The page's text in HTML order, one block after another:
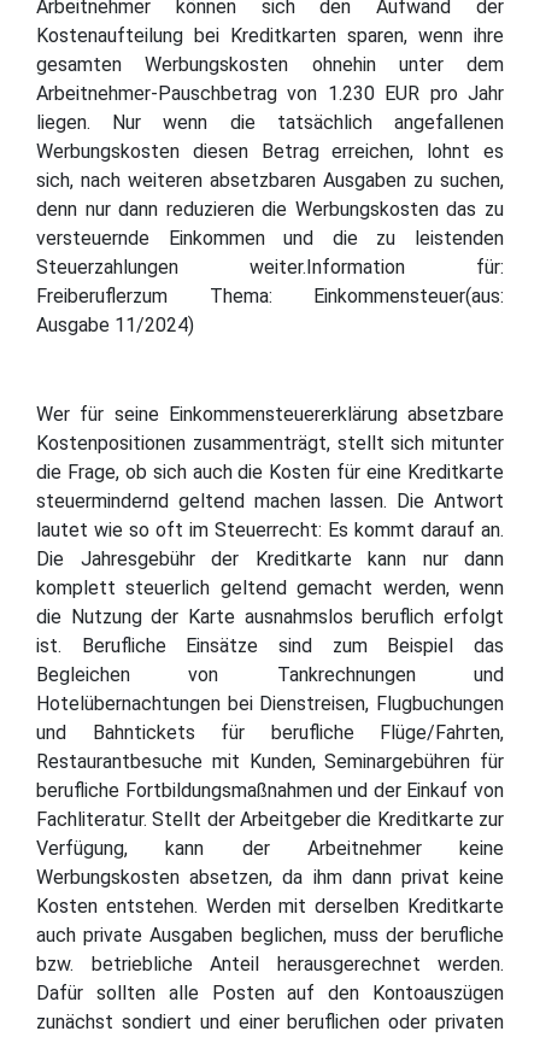
Arbeitnehmer können sich den Aufwand der
Kostenaufteilung bei Kreditkarten sparen, wenn ihre
gesamten Werbungskosten ohnehin unter dem
Arbeitnehmer-Pauschbetrag von 1.230 EUR pro Jahr
liegen. Nur wenn die tatsächlich angefallenen
Werbungskosten diesen Betrag erreichen, lohnt es
sich, nach weiteren absetzbaren Ausgaben zu suchen,
denn nur dann reduzieren die Werbungskosten das zu
versteuernde Einkommen und die zu leistenden
Steuerzahlungen weiter.Information für:
Freiberuflerzum Thema: Einkommensteuer(aus:
Ausgabe 11/2024)
Wer für seine Einkommensteuererklärung absetzbare
Kostenpositionen zusammenträgt, stellt sich mitunter
die Frage, ob sich auch die Kosten für eine Kreditkarte
steuermindernd geltend machen lassen. Die Antwort
lautet wie so oft im Steuerrecht: Es kommt darauf an.
Die Jahresgebühr der Kreditkarte kann nur dann
komplett steuerlich geltend gemacht werden, wenn
die Nutzung der Karte ausnahmslos beruflich erfolgt
ist. Berufliche Einsätze sind zum Beispiel das
Begleichen von Tankrechnungen und
Hotelübernachtungen bei Dienstreisen, Flugbuchungen
und Bahntickets für berufliche Flüge/Fahrten,
Restaurantbesuche mit Kunden, Seminargebühren für
berufliche Fortbildungsmaßnahmen und der Einkauf von
Fachliteratur. Stellt der Arbeitgeber die Kreditkarte zur
Verfügung, kann der Arbeitnehmer keine
Werbungskosten absetzen, da ihm dann privat keine
Kosten entstehen. Werden mit derselben Kreditkarte
auch private Ausgaben beglichen, muss der berufliche
bzw. betriebliche Anteil herausgerechnet werden.
Dafür sollten alle Posten auf den Kontoauszügen
zunächst sondiert und einer beruflichen oder privaten